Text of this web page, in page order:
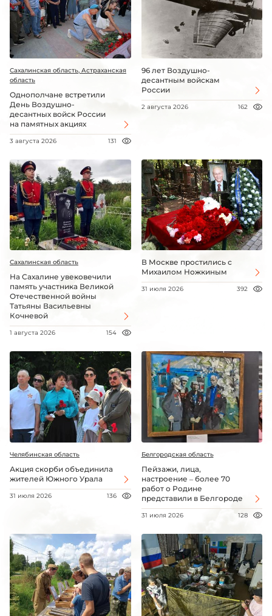
Сахалинская область, Астраханская
область
Однополчане встретили
День Воздушно-
десантных войск России
на памятных акциях
3 августа 2026 131
96 лет Воздушно-
десантным войскам
России
2 августа 2026 162
Сахалинская область
На Сахалине увековечили
память участника Великой
Отечественной войны
Татьяны Васильевны
Кочневой
1 августа 2026 154
В Москве простились с
Михаилом Ножкиным
31 июля 2026 392
Челябинская область
Акция скорби объединила
жителей Южного Урала
31 июля 2026 136
Белгородская область
Пейзажи, лица,
настроение – более 70
работ о Родине
представили в Белгороде
31 июля 2026 128